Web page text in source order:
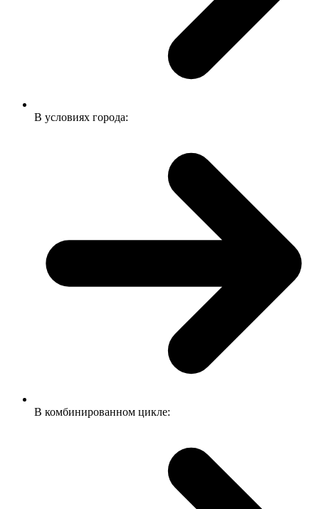
В условиях города:
В комбинированном цикле: